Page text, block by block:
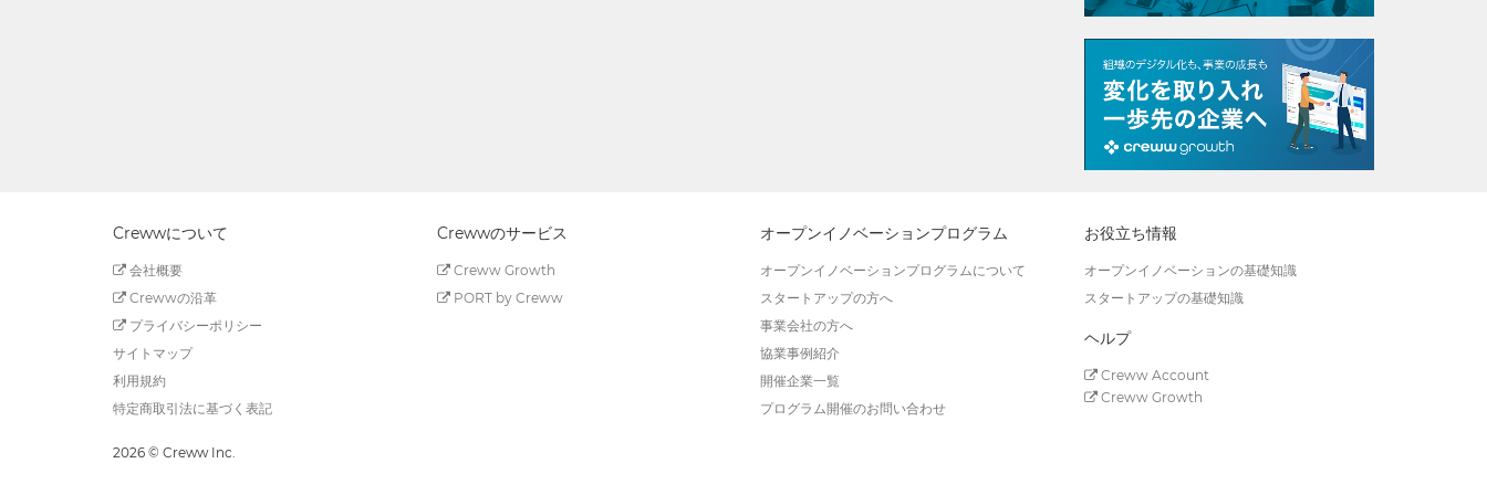
Crewwについて
会社概要
Crewwの沿革
プライバシーポリシー
サイトマップ
利用規約
特定商取引法に基づく表記
Crewwのサービス
Creww Growth
PORT by Creww
オープンイノベーションプログラム
オープンイノベーションプログラムについて
スタートアップの方へ
事業会社の方へ
協業事例紹介
開催企業一覧
プログラム開催のお問い合わせ
お役立ち情報
オープンイノベーションの基礎知識
スタートアップの基礎知識
ヘルプ
Creww Account
Creww Growth
2026 © Creww Inc.